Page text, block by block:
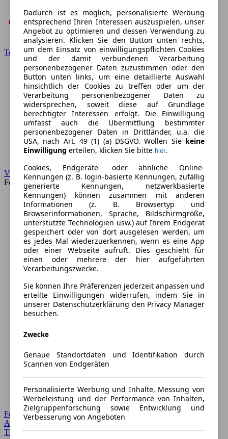
Toyota
VW
Forum
Forum Startseite
Alle Auto-Foren
Themen-Forum
Dadurch ist es möglich, personalisierte Werbung
entsprechend Ihren Interessen auszuspielen, unser
Angebot zu optimieren und dessen Verwendung zu
analysieren. Klicken Sie den Button unten rechts,
um dem Einsatz von einwilligungspflichten Cookies
und der damit verbundenen Verarbeitung
personenbezogener Daten zuzustimmen oder den
Button unten links, um eine detaillierte Auswahl
hinsichtlich der Cookies zu treffen oder um der
Verarbeitung personenbezogener Daten zu
widersprechen, soweit diese auf Grundlage
berechtigter Interessen erfolgt. Die Einwilligung
umfasst auch die Übermittlung bestimmter
personenbezogener Daten in Drittländer, u.a. die
USA, nach Art. 49 (1) (a) DSGVO. Wollen Sie keine
Einwilligung erteilen, klicken Sie bitte hier.
Cookies, Endgeräte- oder ähnliche Online-
Kennungen (z. B. login-basierte Kennungen, zufällig
generierte Kennungen, netzwerkbasierte
Kennungen) können zusammen mit anderen
Informationen (z. B. Browsertyp und
Browserinformationen, Sprache, Bildschirmgröße,
unterstützte Technologien usw.) auf Ihrem Endgerät
gespeichert oder von dort ausgelesen werden, um
es jedes Mal wiederzuerkennen, wenn es eine App
oder einer Webseite aufruft. Dies geschieht für
einen oder mehrere der hier aufgeführten
Verarbeitungszwecke.
Sie können Ihre Präferenzen jederzeit anpassen und
erteilte Einwilligungen widerrufen, indem Sie in
unserer Datenschutzerklärung den Privacy Manager
besuchen.
Zwecke
Genaue Standortdaten und Identifikation durch
Scannen von Endgeräten
Personalisierte Werbung und Inhalte, Messung von
Werbeleistung und der Performance von Inhalten,
Zielgruppenforschung sowie Entwicklung und
Verbesserung von Angeboten